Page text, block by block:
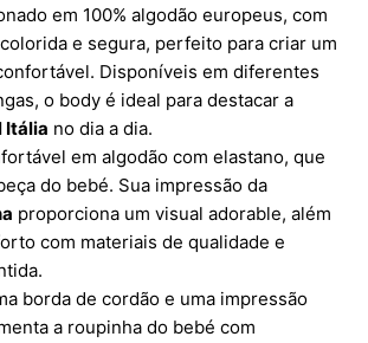
em 100% algodão europeus, com
e segura, perfeito para criar um
Disponíveis em diferentes
o body é ideal para destacar a
Itália no dia a dia.
em algodão com elastano, que
do bebé. Sua impressão da
proporciona um visual adorable, além
com materiais de qualidade e
borda de cordão e uma impressão
a roupinha do bebé com